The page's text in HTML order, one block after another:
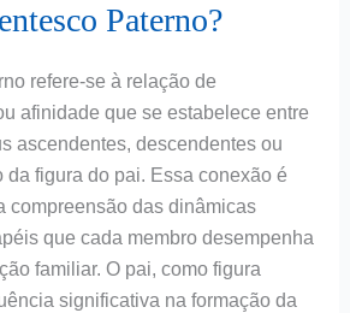
Paterno?
refere-se à relação de
afinidade que se estabelece entre
ascendentes, descendentes ou
da figura do pai. Essa conexão é
compreensão das dinâmicas
que cada membro desempenha
familiar. O pai, como figura
significativa na formação da